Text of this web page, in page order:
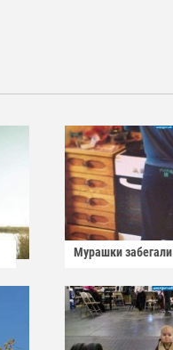
Мурашки забегали